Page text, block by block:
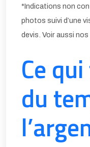
*Indications non
photos suivi d’une
devis. Voir aussi nos
Ce
du